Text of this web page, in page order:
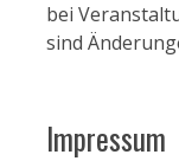
bei
sind
Impressum